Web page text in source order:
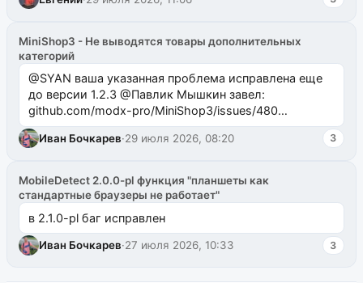
MiniShop3 - Не выводятся товары дополнительных
категорий
@SYAN ваша указанная проблема исправлена еще
до версии 1.2.3 @Павлик Мышкин завел:
github.com/modx-pro/MiniShop3/issues/480
github.com/modx-pro/MiniShop3/issues/481Исправим
в б...
Иван Бочкарев·29 июля 2026, 08:20 3
MobileDetect 2.0.0-pl функция "планшеты как
стандартные браузеры не работает"
в 2.1.0-pl баг исправлен
Иван Бочкарев·27 июля 2026, 10:33 3